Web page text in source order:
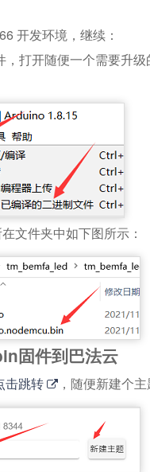
开发环境，继续：
，打开随便一个需要升
文件夹中如下图所示：
固件到巴法云
击跳转 ，随便新建个